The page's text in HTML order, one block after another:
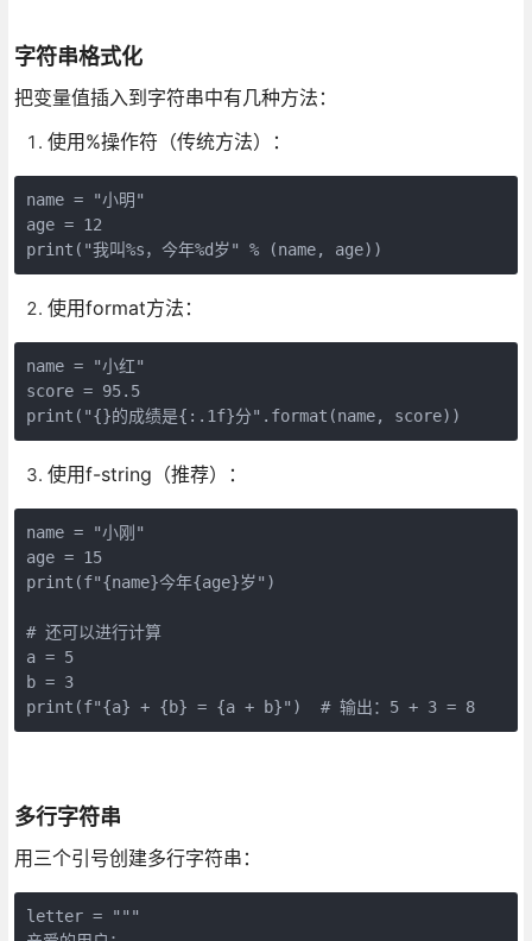
字符串格式化
把变量值插入到字符串中有几种方法：
使用%操作符（传统方法）：
name = "小明"
age = 12
print("我叫%s，今年%d岁" % (name, age))
使用format方法：
name = "小红"
score = 95.5
print("{}的成绩是{:.1f}分".format(name, score))
使用f-string（推荐）：
name = "小刚"
age = 15
print(f"{name}今年{age}岁")
# 还可以进行计算
a = 5
b = 3
print(f"{a} + {b} = {a + b}")  # 输出：5 + 3 = 8
多行字符串
用三个引号创建多行字符串：
letter = """